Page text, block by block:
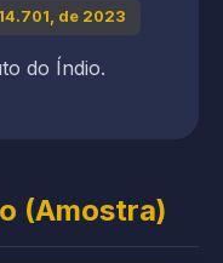
de 2023
do Índio.
(Amostra)